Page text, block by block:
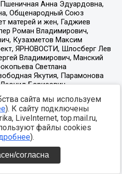
сайта мы используем
). К сайту подключены
LiveInternet, top.mail.ru,
файлы cookies
).
согласна